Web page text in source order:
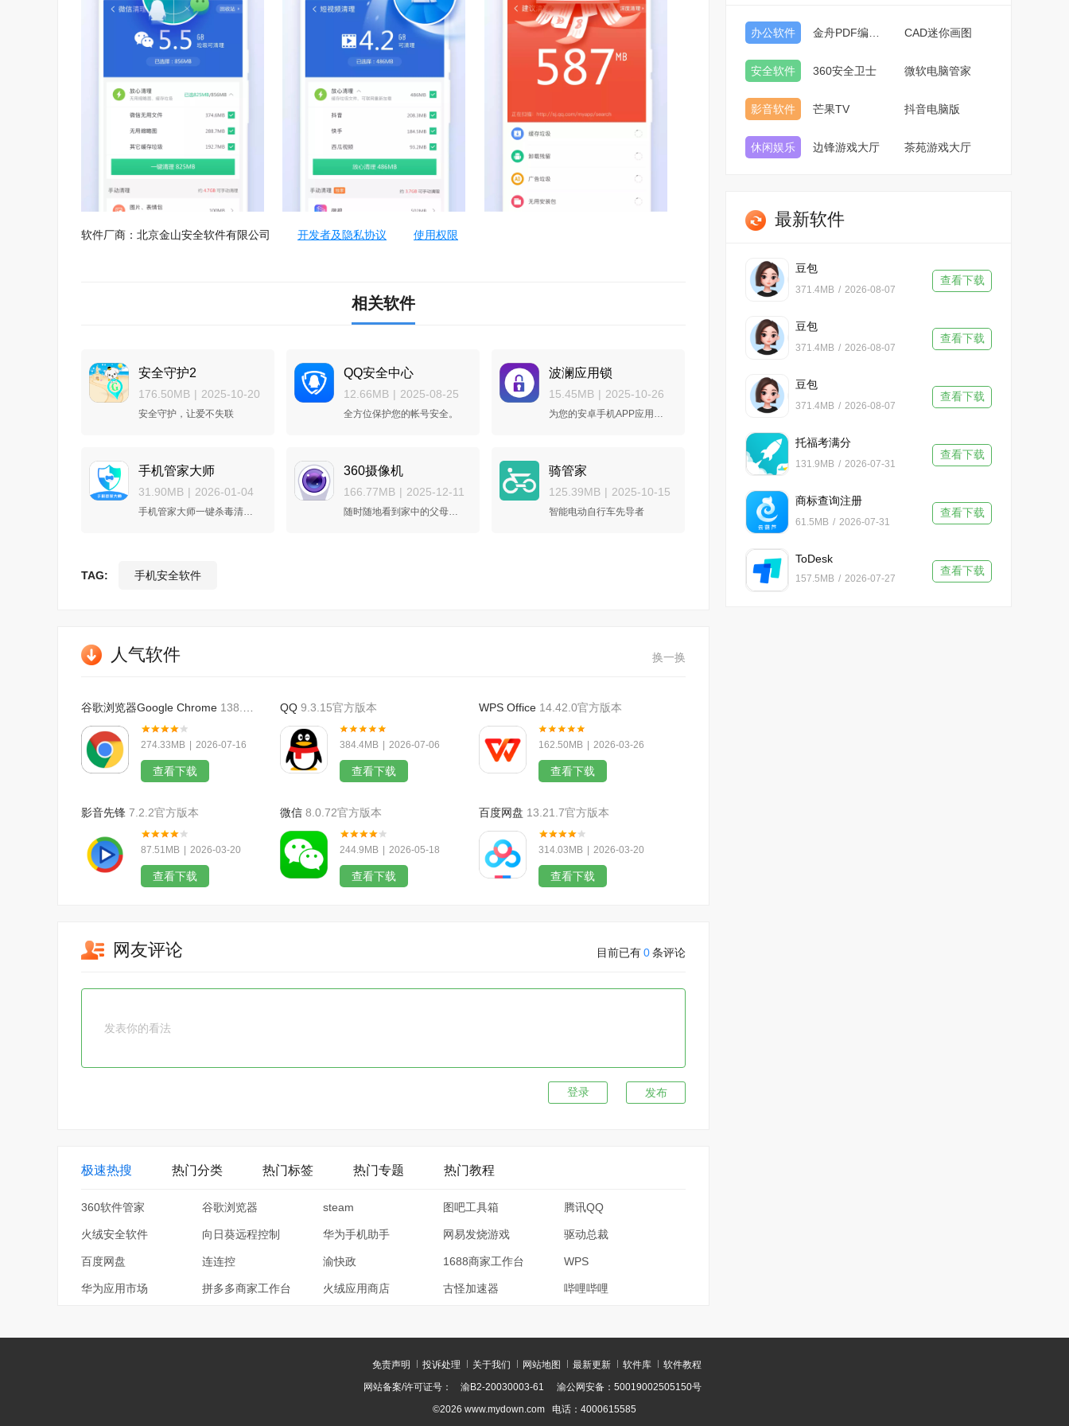
软件厂商：北京金山安全软件有限公司 开发者及隐私协议 使用权限
相关软件
安全守护2
176.50MB | 2025-10-20
安全守护，让爱不失联
QQ安全中心
12.66MB | 2025-08-25
全方位保护您的帐号安全。
波澜应用锁
15.45MB | 2025-10-26
为您的安卓手机APP应用加密
手机管家大师
31.90MB | 2026-01-04
手机管家大师一键杀毒清理app
360摄像机
166.77MB | 2025-12-11
随时随地看到家中的父母和宝贝
骑管家
125.39MB | 2025-10-15
智能电动自行车先导者
TAG: 手机安全软件
人气软件 换一换
谷歌浏览器Google Chrome 138.0.7204.45官方版本
274.33MB | 2026-07-16
查看下载
QQ 9.3.15官方版本
384.4MB | 2026-07-06
查看下载
WPS Office 14.42.0官方版本
162.50MB | 2026-03-26
查看下载
影音先锋 7.2.2官方版本
87.51MB | 2026-03-20
查看下载
微信 8.0.72官方版本
244.9MB | 2026-05-18
查看下载
百度网盘 13.21.7官方版本
314.03MB | 2026-03-20
查看下载
网友评论 目前已有0条评论
发布
极速热搜 热门分类 热门标签 热门专题 热门教程
360软件管家 谷歌浏览器 steam 图吧工具箱 腾讯QQ
火绒安全软件 向日葵远程控制 华为手机助手 网易发烧游戏 驱动总裁
百度网盘 连连控 渝快政 1688商家工作台 WPS
华为应用市场 拼多多商家工作台 火绒应用商店 古怪加速器 哔哩哔哩
办公软件 CAD迷你画图
安全软件 360安全卫士 微软电脑管家
影音软件 芒果TV 抖音电脑版
休闲娱乐 边锋游戏大厅 茶苑游戏大厅
最新软件
豆包
371.4MB / 2026-08-07
查看下载
豆包
371.4MB / 2026-08-07
查看下载
豆包
371.4MB / 2026-08-07
查看下载
托福考满分
131.9MB / 2026-07-31
查看下载
商标查询注册
61.5MB / 2026-07-31
查看下载
ToDesk
157.5MB / 2026-07-27
查看下载
免责声明 投诉处理 关于我们 网站地图 最新更新 软件库
软件教程
网站备案/许可证号：
渝B2-20030003-61
渝公网安备：50019002505150号
©2026 www.mydown.com 电话：4000615585